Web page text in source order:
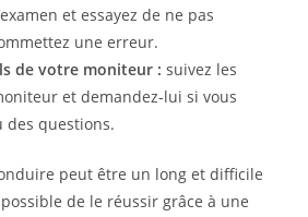
et essayez de ne pas
une erreur.
de votre moniteur : suivez les
et demandez-lui si vous
des questions.
peut être un long et difficile
de le réussir grâce à une